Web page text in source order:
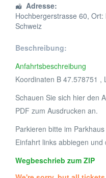
Adresse:
Hochbergerstrasse 60, Ort:
Schweiz
Beschreibung:
Anfahrtsbeschreibung
Koordinaten B 47.578751 ,
Schauen Sie sich hier den
PDF zum Ausdrucken an.
Parkieren bitte im
Einfahrt links abbiegen
Wegbeschrieb zum ZIP